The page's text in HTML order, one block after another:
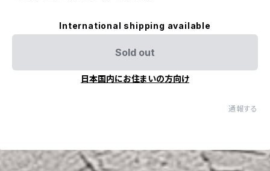
International shipping available
Sold out
日本国内にお住まいの方向け
通報する